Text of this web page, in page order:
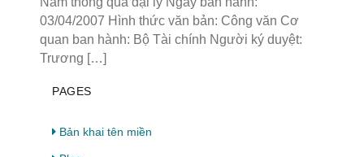
03/04/2007 Hình thức văn bản: Công văn Cơ
quan ban hành: Bộ Tài chính Người ký duyệt:
Trương […]
PAGES
Bản khai tên miền